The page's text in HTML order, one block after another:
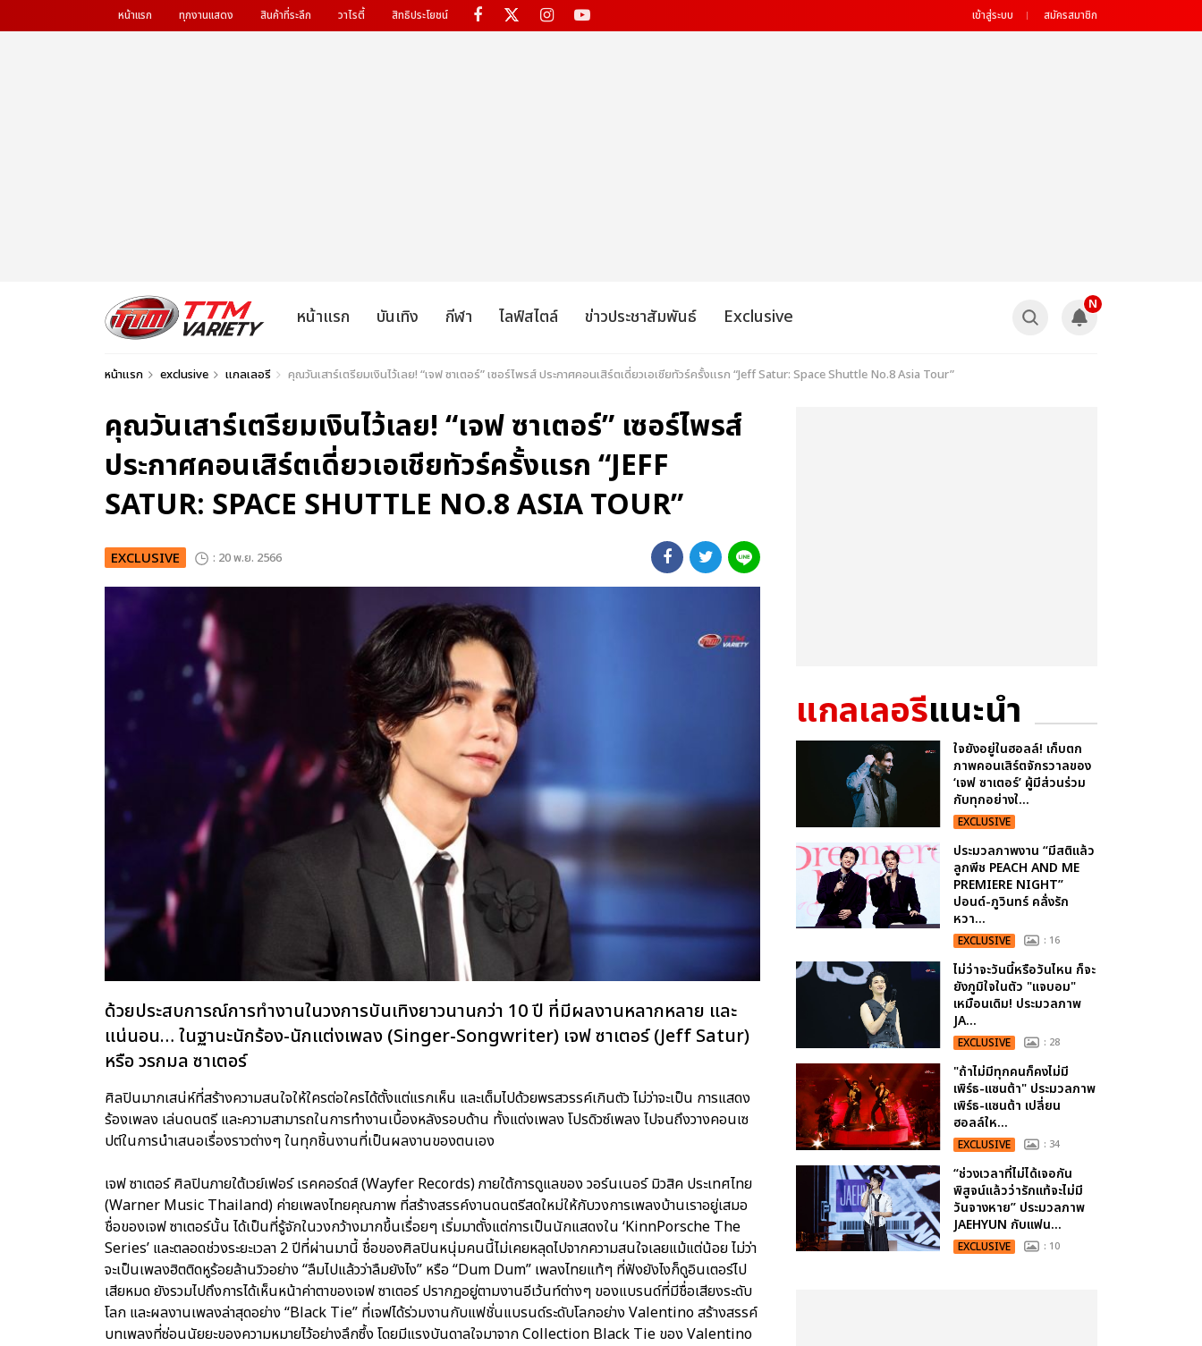
หน้าแรก ทุกงานแสดง สินค้าที่ระลึก วาไรตี้ สิทธิประโยชน์ เข้าสู่ระบบ สมัครสมาชิก
หน้าแรก บันเทิง กีฬา ไลฟ์สไตล์ ข่าวประชาสัมพันธ์ Exclusive
N
หน้าแรก exclusive แกลเลอรี คุณวันเสาร์เตรียมเงินไว้เลย! “เจฟ ซาเตอร์” เซอร์ไพรส์ ประกาศคอนเสิร์ตเดี่ยวเอเชียทัวร์ครั้งแรก “Jeff Satur: Space Shuttle No.8 Asia Tour”
คุณวันเสาร์เตรียมเงินไว้เลย! “เจฟ ซาเตอร์” เซอร์ไพรส์
ประกาศคอนเสิร์ตเดี่ยวเอเชียทัวร์ครั้งแรก “JEFF
SATUR: SPACE SHUTTLE NO.8 ASIA TOUR”
EXCLUSIVE : 20 พ.ย. 2566
ด้วยประสบการณ์การทำงานในวงการบันเทิงยาวนานกว่า 10 ปี ที่มีผลงานหลากหลาย และ
แน่นอน… ในฐานะนักร้อง-นักแต่งเพลง (Singer-Songwriter) เจฟ ซาเตอร์ (Jeff Satur)
หรือ วรกมล ซาเตอร์
ศิลปินมากเสน่ห์ที่สร้างความสนใจให้ใครต่อใครได้ตั้งแต่แรกเห็น และเต็มไปด้วยพรสวรรค์เกินตัว ไม่ว่าจะเป็น การแสดง
ร้องเพลง เล่นดนตรี และความสามารถในการทำงานเบื้องหลังรอบด้าน ทั้งแต่งเพลง โปรดิวซ์เพลง ไปจนถึงวางคอนเซ
ปต์ในการนำเสนอเรื่องราวต่างๆ ในทุกชิ้นงานที่เป็นผลงานของตนเอง
เจฟ ซาเตอร์ ศิลปินภายใต้เวย์เฟอร์ เรคคอร์ดส์ (Wayfer Records) ภายใต้การดูแลของ วอร์นเนอร์ มิวสิค ประเทศไทย
(Warner Music Thailand) ค่ายเพลงไทยคุณภาพ ที่สร้างสรรค์งานดนตรีสดใหม่ให้กับวงการเพลงบ้านเราอยู่เสมอ
ชื่อของเจฟ ซาเตอร์นั้น ได้เป็นที่รู้จักในวงกว้างมากขึ้นเรื่อยๆ เริ่มมาตั้งแต่การเป็นนักแสดงใน ‘KinnPorsche The
Series’ และตลอดช่วงระยะเวลา 2 ปีที่ผ่านมานี้ ชื่อของศิลปินหนุ่มคนนี้ไม่เคยหลุดไปจากความสนใจเลยแม้แต่น้อย ไม่ว่า
จะเป็นเพลงฮิตติดหูร้อยล้านวิวอย่าง “ลืมไปแล้วว่าลืมยังไง” หรือ “Dum Dum” เพลงไทยแท้ๆ ที่ฟังยังไงก็ดูอินเตอร์ไป
เสียหมด ยังรวมไปถึงการได้เห็นหน้าค่าตาของเจฟ ซาเตอร์ ปรากฏอยู่ตามงานอีเว้นท์ต่างๆ ของแบรนด์ที่มีชื่อเสียงระดับ
โลก และผลงานเพลงล่าสุดอย่าง “Black Tie” ที่เจฟได้ร่วมงานกับแฟชั่นแบรนด์ระดับโลกอย่าง Valentino สร้างสรรค์
บทเพลงที่ซ่อนนัยยะของความหมายไว้อย่างลึกซึ้ง โดยมีแรงบันดาลใจมาจาก Collection Black Tie ของ Valentino
แกลเลอรีแนะนำ
ใจยังอยู่ในฮอลล์! เก็บตก
ภาพคอนเสิร์ตจักรวาลของ
‘เจฟ ซาเตอร์’ ผู้มีส่วนร่วม
กับทุกอย่างใ...
EXCLUSIVE
ประมวลภาพงาน “มีสติแล้ว
ลูกพีช PEACH AND ME
PREMIERE NIGHT”
ปอนด์-ภูวินทร์ คลั่งรัก
หวา...
EXCLUSIVE : 16
ไม่ว่าจะวันนี้หรือวันไหน ก็จะ
ยังภูมิใจในตัว "แจบอม"
เหมือนเดิม! ประมวลภาพ
JA...
EXCLUSIVE : 28
"ถ้าไม่มีทุกคนก็คงไม่มี
เพิร์ธ-แซนต้า" ประมวลภาพ
เพิร์ธ-แซนต้า เปลี่ยน
ฮอลล์ให...
EXCLUSIVE : 34
“ช่วงเวลาที่ไม่ได้เจอกัน
พิสูจน์แล้วว่ารักแท้จะไม่มี
วันจางหาย” ประมวลภาพ
JAEHYUN กับแฟน...
EXCLUSIVE : 10